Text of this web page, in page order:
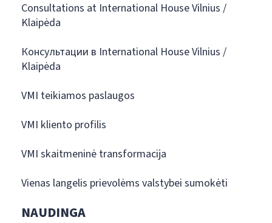
Consultations at International House Vilnius /
Klaipėda
Консультации в International House Vilnius /
Klaipėda
VMI teikiamos paslaugos
VMI kliento profilis
VMI skaitmeninė transformacija
Vienas langelis prievolėms valstybei sumokėti
NAUDINGA